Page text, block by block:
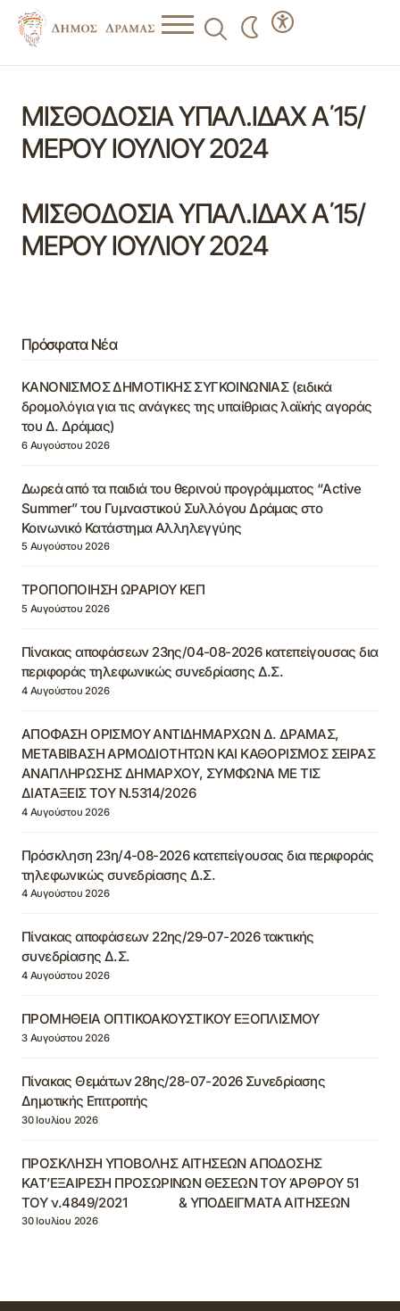
ΜΙΣΘΟΔΟΣΙΑ ΥΠΑΛ.ΙΔΑΧ Α΄15/
ΜΕΡΟΥ ΙΟΥΛΙΟΥ 2024
ΜΙΣΘΟΔΟΣΙΑ ΥΠΑΛ.ΙΔΑΧ Α΄15/
ΜΕΡΟΥ ΙΟΥΛΙΟΥ 2024
Πρόσφατα Νέα
ΚΑΝΟΝΙΣΜΟΣ ΔΗΜΟΤΙΚΗΣ ΣΥΓΚΟΙΝΩΝΙΑΣ (ειδικά
δρομολόγια για τις ανάγκες της υπαίθριας λαϊκής αγοράς
του Δ. Δράμας)
6 Αυγούστου 2026
Δωρεά από τα παιδιά του θερινού προγράμματος “Active
Summer” του Γυμναστικού Συλλόγου Δράμας στο
Κοινωνικό Κατάστημα Αλληλεγγύης
5 Αυγούστου 2026
ΤΡΟΠΟΠΟΙΗΣΗ ΩΡΑΡΙΟΥ ΚΕΠ
5 Αυγούστου 2026
Πίνακας αποφάσεων 23ης/04-08-2026 κατεπείγουσας δια
περιφοράς τηλεφωνικώς συνεδρίασης Δ.Σ.
4 Αυγούστου 2026
ΑΠΟΦΑΣΗ ΟΡΙΣΜΟΥ ΑΝΤΙΔΗΜΑΡΧΩΝ Δ. ΔΡΑΜΑΣ,
ΜΕΤΑΒΙΒΑΣΗ ΑΡΜΟΔΙΟΤΗΤΩΝ ΚΑΙ ΚΑΘΟΡΙΣΜΟΣ ΣΕΙΡΑΣ
ΑΝΑΠΛΗΡΩΣΗΣ ΔΗΜΑΡΧΟΥ, ΣΥΜΦΩΝΑ ΜΕ ΤΙΣ
ΔΙΑΤΑΞΕΙΣ ΤΟΥ Ν.5314/2026
4 Αυγούστου 2026
Πρόσκληση 23η/4-08-2026 κατεπείγουσας δια περιφοράς
τηλεφωνικώς συνεδρίασης Δ.Σ.
4 Αυγούστου 2026
Πίνακας αποφάσεων 22ης/29-07-2026 τακτικής
συνεδρίασης Δ.Σ.
4 Αυγούστου 2026
ΠΡΟΜΗΘΕΙΑ ΟΠΤΙΚΟΑΚΟΥΣΤΙΚΟΥ ΕΞΟΠΛΙΣΜΟΥ
3 Αυγούστου 2026
Πίνακας Θεμάτων 28ης/28-07-2026 Συνεδρίασης
Δημοτικής Επιτροπής
30 Ιουλίου 2026
ΠΡΟΣΚΛΗΣΗ ΥΠΟΒΟΛΗΣ ΑΙΤΗΣΕΩΝ ΑΠΟΔΟΣΗΣ
ΚΑΤ’ΕΞΑΙΡΕΣΗ ΠΡΟΣΩΡΙΝΩΝ ΘΕΣΕΩΝ ΤΟΥ ΆΡΘΡΟΥ 51
ΤΟΥ ν.4849/2021 & ΥΠΟΔΕΙΓΜΑΤΑ ΑΙΤΗΣΕΩΝ
30 Ιουλίου 2026